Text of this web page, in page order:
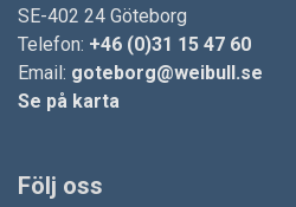
SE-402 24 Göteborg
Telefon: +46 (0)31 15 47 60
Email: goteborg@weibull.se
Se på karta
Följ oss